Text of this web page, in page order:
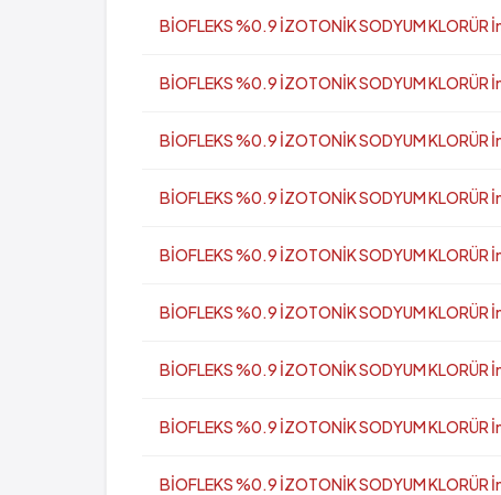
BİOFLEKS %0.9 İZOTONİK SODYUM
BİOFLEKS %0.9 İZOTONİK SODYUM
BİOFLEKS %0.9 İZOTONİK SODYUM
BİOFLEKS %0.9 İZOTONİK SODYUM
BİOFLEKS %0.9 İZOTONİK SODYUM
BİOFLEKS %0.9 İZOTONİK SODYUM
BİOFLEKS %0.9 İZOTONİK SODYUM
BİOFLEKS %0.9 İZOTONİK SODYUM
BİOFLEKS %0.9 İZOTONİK SODYUM